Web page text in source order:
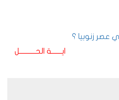
عصر زنوبيا ؟
ايـــــــة الحـــــــــــل